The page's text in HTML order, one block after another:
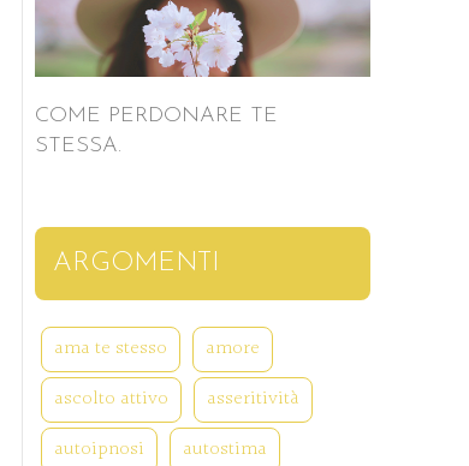
COME PERDONARE TE
STESSA.
ARGOMENTI
ama te stesso
amore
ascolto attivo
asseritività
autoipnosi
autostima